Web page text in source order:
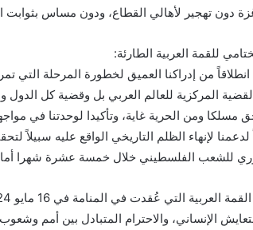
دون تهجير لأهالي القطاع، ودون مساس بثوابت
للقمة العربية الطارئة:
انطلاقاً من إدراكنا العميق لخطورة المرحلة التي
المركزية للعالم العربي بل وقضية كل الدول
مسلكا ومن الحرية غاية، وتأكيدا لوحدتنا في
لإنهاء الظلم التاريخي الواقع عليه سبيلاً
للشعب الفلسطيني خلال خمسة عشرة شهرا
الإنساني، والاحترام المتبادل بين أمم